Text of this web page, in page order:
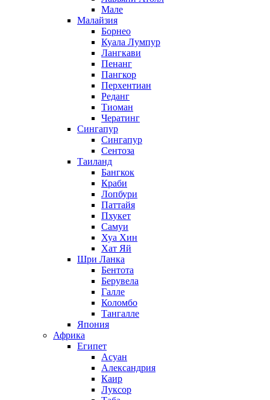
Мале
Малайзия
Борнео
Куала Лумпур
Лангкави
Пенанг
Пангкор
Перхентиан
Реданг
Тиоман
Чератинг
Сингапур
Сингапур
Сентоза
Таиланд
Бангкок
Краби
Лопбури
Паттайя
Пхукет
Самуи
Хуа Хин
Хат Яй
Шри Ланка
Бентота
Берувела
Галле
Коломбо
Тангалле
Япония
Африка
Египет
Асуан
Александрия
Каир
Луксор